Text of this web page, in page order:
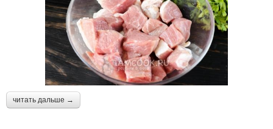
читать дальше →